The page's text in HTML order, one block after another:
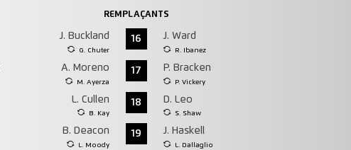
REMPLAÇANTS
J. Buckland
G. Chuter
16 J. Ward
R. Ibanez
A. Moreno
M. Ayerza
17 P. Bracken
P. Vickery
L. Cullen
B. Kay
18 D. Leo
S. Shaw
B. Deacon
L. Moody
19 J. Haskell
L. Dallaglio